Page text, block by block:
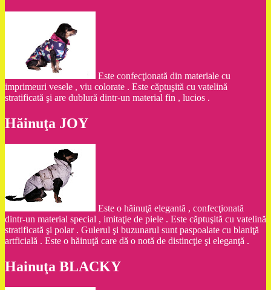
Este confecţionată din materiale cu
imprimeuri vesele , viu colorate . Este căptuşită cu vatelină
stratificată şi are dublură dintr-un material fin , lucios .
Hăinuţa JOY
Este o hăinuţă elegantă , confecţionată
dintr-un material special , imitaţie de piele . Este căptuşită cu vatelină
stratificată şi polar . Gulerul şi buzunarul sunt paspoalate cu blaniţă
artficială . Este o hăinuţă care dă o notă de distincţie şi eleganţă .
Hainuţa BLACKY